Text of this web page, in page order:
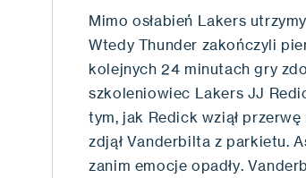
Mimo osłabień Lakers
Wtedy Thunder zakończyli
kolejnych 24 minutach gry
szkoleniowiec Lakers JJ
tym, jak Redick wziął
zdjął Vanderbilta z parkietu.
zanim emocje opadły.